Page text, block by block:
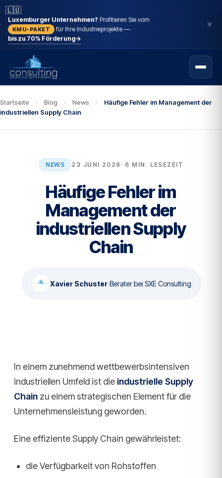
🇱🇺
Luxemburger Unternehmen? Profitieren Sie vom
KMU-PAKET
für Ihre Industrieprojekte —
bis zu 70% Förderung→
Startseite › Blog › News ›
Häufige Fehler im Management der
industriellen Supply Chain
NEWS 23 JUNI 2026 · 6 MIN. LESEZEIT
Häufige Fehler im
Management der
industriellen Supply
Chain
Xavier Schuster· Berater bei SXE Consulting
In einem zunehmend wettbewerbsintensiven
industriellen Umfeld ist die industrielle Supply
Chain zu einem strategischen Element für die
Unternehmensleistung geworden.
Eine effiziente Supply Chain gewährleistet:
die Verfügbarkeit von Rohstoffen